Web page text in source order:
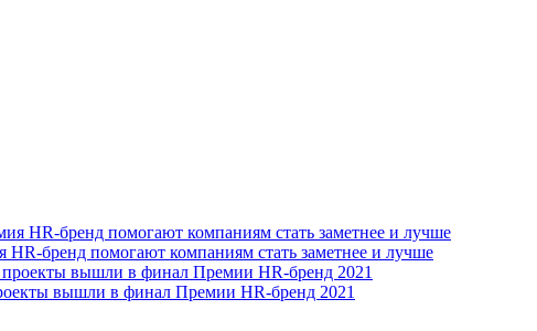
бренд помогают компаниям стать заметнее и лучше
вышли в финал Премии HR-бренд 2021